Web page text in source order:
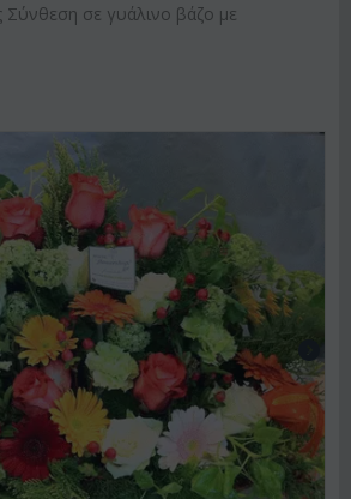
σε γυάλινο βάζο με